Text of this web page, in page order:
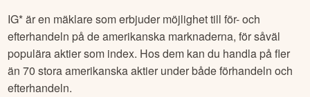
IG* är en mäklare som erbjuder möjlighet till för- och
efterhandeln på de amerikanska marknaderna, för såväl
populära aktier som index. Hos dem kan du handla på fler
än 70 stora amerikanska aktier under både förhandeln och
efterhandeln.